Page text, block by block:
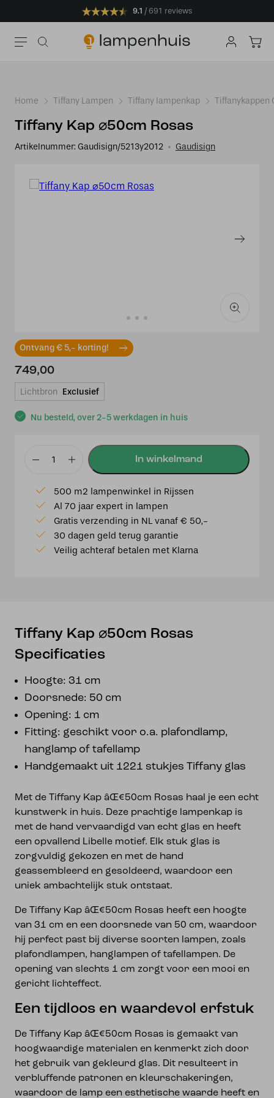
9.1 691 reviews
Home Tiffany Lampen Tiffany lampenkap Tiffanykappen
Tiffany Kap ⌀50cm Rosas
Artikelnummer: Gaudisign/5213y2012 Gaudisign
Ontvang € 5,- korting!
Nu besteld, over 2-5 werkdagen in huis
749,00
Lichtbron Exclusief
Tiffany
⌀50cm
Rosas
aantal
500 m2 lampenwinkel in Rijssen
Al 70 jaar expert in lampen
Gratis verzending in NL vanaf € 50,-
30 dagen geld terug garantie
Veilig achteraf betalen met Klarna
Tiffany Kap ⌀50cm Rosas
Specificaties
Hoogte: 31 cm
Doorsnede: 50 cm
Opening: 1 cm
Fitting: geschikt voor o.a. plafondlamp,
hanglamp of tafellamp
Handgemaakt uit 1221 stukjes Tiffany glas
Met de Tiffany Kap âŒ€50cm Rosas haal je een echt
kunstwerk in huis. Deze prachtige lampenkap is
met de hand vervaardigd van echt glas en heeft
een opvallend Libelle motief. Elk stuk glas is
zorgvuldig gekozen en met de hand
geassembleerd en gesoldeerd, waardoor een
uniek ambachtelijk stuk ontstaat.
De Tiffany Kap âŒ€50cm Rosas heeft een hoogte
van 31 cm en een doorsnede van 50 cm, waardoor
hij perfect past bij diverse soorten lampen, zoals
plafondlampen, hanglampen of tafellampen. De
opening van slechts 1 cm zorgt voor een mooi en
gericht lichteffect.
Een tijdloos en waardevol erfstuk
De Tiffany Kap âŒ€50cm Rosas is gemaakt van
hoogwaardige materialen en kenmerkt zich door
het gebruik van gekleurd glas. Dit resulteert in
verbluffende patronen en kleurschakeringen,
waardoor de lamp een esthetische waarde heeft en